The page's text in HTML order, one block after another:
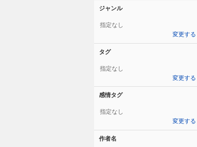
ジャンル
指定なし
変更する
タグ
指定なし
変更する
感情タグ
指定なし
変更する
作者名